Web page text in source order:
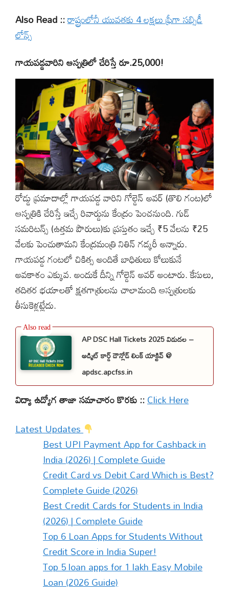
Also Read ::రాష్ట్రంలోనీ యువతకు 4 లక్షలు ఫ్రీగా సబ్సిడీ
లోన్స్
గాయపడ్డవారిని ఆస్పత్రిలో చేరిస్తే రూ.25,000!
రోడ్డు ప్రమాదాల్లో గాయపడ్డ వారిని గోల్డెన్ అవర్ (తొలి గంట)లో
ఆస్పత్రికి చేరిస్తే ఇచ్చే రివార్డును కేంద్రం పెంచనుంది. గుడ్
సమరిటన్స్ (ఉత్తమ పౌరులు)కు ప్రస్తుతం ఇచ్చే ₹5 వేలను ₹25
వేలకు పెంచుతామని కేంద్రమంత్రి నితిన్ గడ్కరీ అన్నారు.
గాయపడ్డ గంటలో చికిత్స అందితే బాధితులు కోలుకునే
అవకాశం ఎక్కువ. అందుకే దీన్ని గోల్డెన్ అవర్ అంటారు. కేసులు,
తదితర భయాలతో క్షతగాత్రులను చాలామంది ఆస్పత్రులకు
తీసుకెళ్లట్లేదు.
AP DSC Hall Tickets 2025 విడుదల –
అడ్మిట్ కార్డ్ డౌన్లోడ్ లింక్ యాక్టివ్ @
apdsc.apcfss.in
విద్యా ఉద్యోగ తాజా సమాచారం కొరకు ::Click Here
Latest Updates
Today
Updates:
రైతులకు
10
వేలు,
వీరికి
25
వేలు
వెంటనే
తెలుసుకోండి.
Best UPI Payment App for Cashback in
India (2026) | Complete Guide
Credit Card vs Debit Card Which is Best?
Complete Guide (2026)
Best Credit Cards for Students in India
(2026) | Complete Guide
Top 6 Loan Apps for Students Without
Credit Score in India Super!
Top 5 loan apps for 1 lakh Easy Mobile
Loan (2026 Guide)